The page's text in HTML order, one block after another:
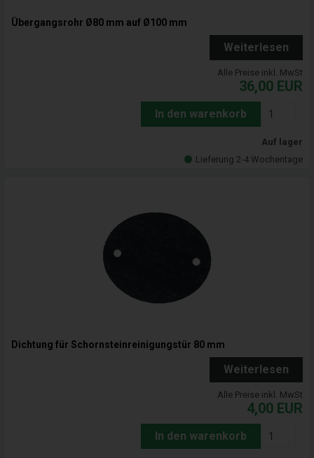
Übergangsrohr Ø80 mm auf Ø100 mm
Weiterlesen
Alle Preise inkl. MwSt
36,00 EUR
In den warenkorb
Auf lager
Lieferung 2-4 Wochentage
Dichtung für Schornsteinreinigungstür 80 mm
Weiterlesen
Alle Preise inkl. MwSt
4,00 EUR
In den warenkorb